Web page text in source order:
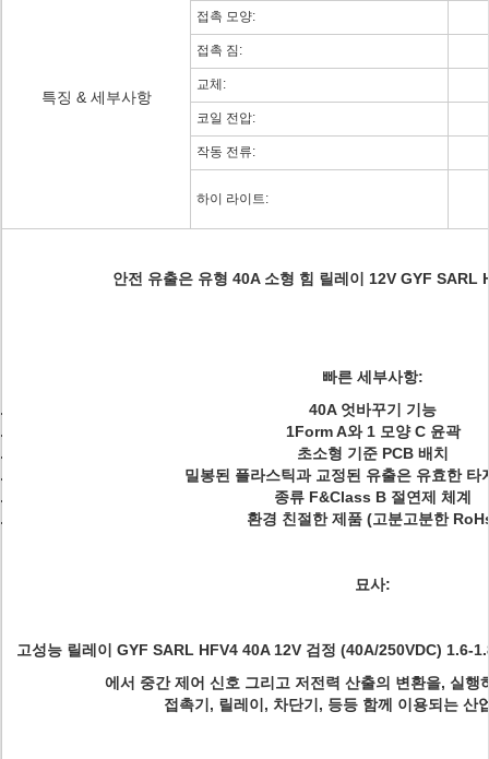
특징 & 세부사항
접촉 모양:
접촉 짐:
교체:
코일 전압:
작동 전류:
하이 라이트:
안전 유출은 유형 40A 소형 힘 릴레이 12V GYF SARL
빠른 세부사항:
40A 엇바꾸기 기능
1Form A와 1 모양 C 윤곽
초소형 기준 PCB 배치
밀봉된 플라스틱과 교정된 유출은 유효한 타
종류 F&Class B 절연제 체계
환경 친절한 제품 (고분고분한
묘사:
고성능 릴레이 GYF SARL HFV4 40A 12V 검정 (40A/250VDC) 1.6-
에서 중간 제어 신호 그리고 저전력 산출의 변환을, 실행
접촉기, 릴레이, 차단기, 등등 함께 이용되는 산